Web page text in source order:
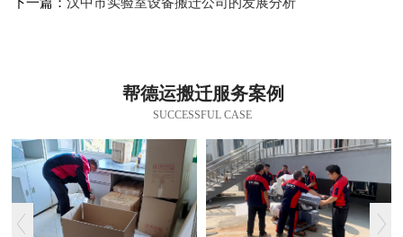
帮德运搬迁服务案例
SUCCESSFUL CASE